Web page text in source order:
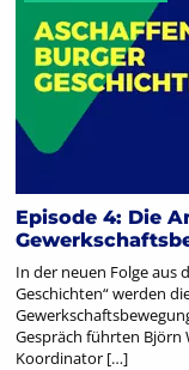
Episode 4: Die
In der neuen Folge aus
Geschichten“ werden
Gespräch führten Björn
Koordinator […]